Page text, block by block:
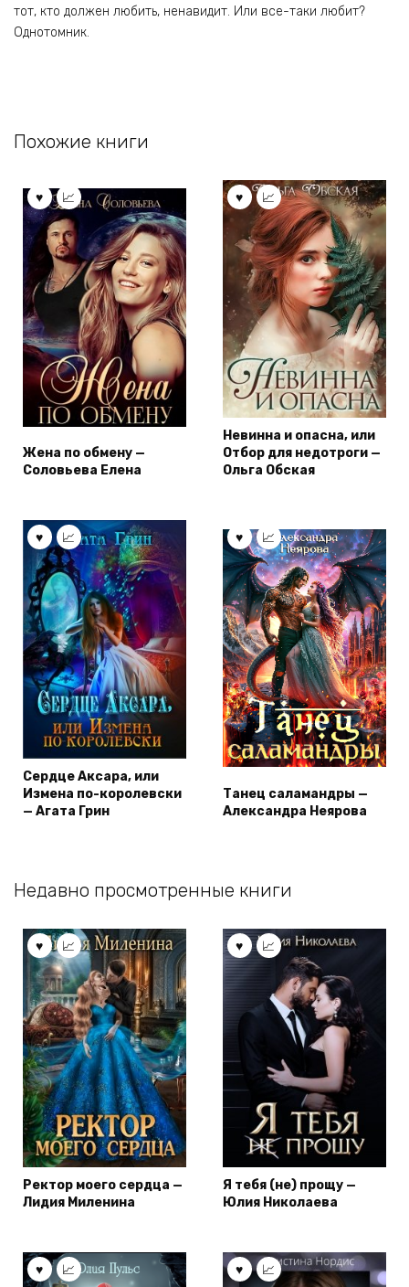
тот, кто должен любить, ненавидит. Или все-таки любит?
Однотомник.
Похожие книги
Жена по обмену —
Соловьева Елена
Невинна и опасна, или
Отбор для недотроги —
Ольга Обская
Сердце Аксара, или
Измена по-королевски
— Агата Грин
Танец саламандры —
Александра Неярова
Недавно просмотренные книги
Ректор моего сердца —
Лидия Миленина
Я тебя (не) прощу —
Юлия Николаева